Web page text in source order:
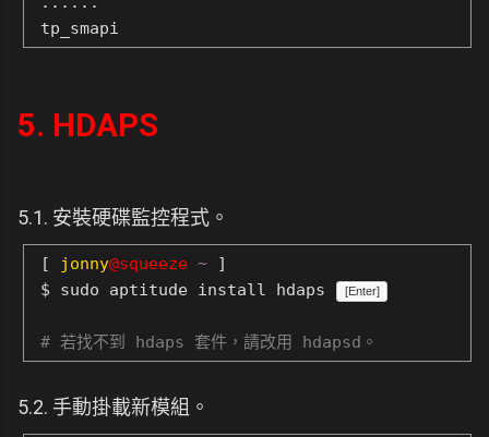
tp_smapi
5. HDAPS
5.1. 安裝硬碟監控程式。
[ jonny@squeeze ~ ]
$ sudo aptitude install hdaps
[Enter]
# 若找不到 hdaps 套件，請改用 hdapsd。
5.2. 手動掛載新模組。